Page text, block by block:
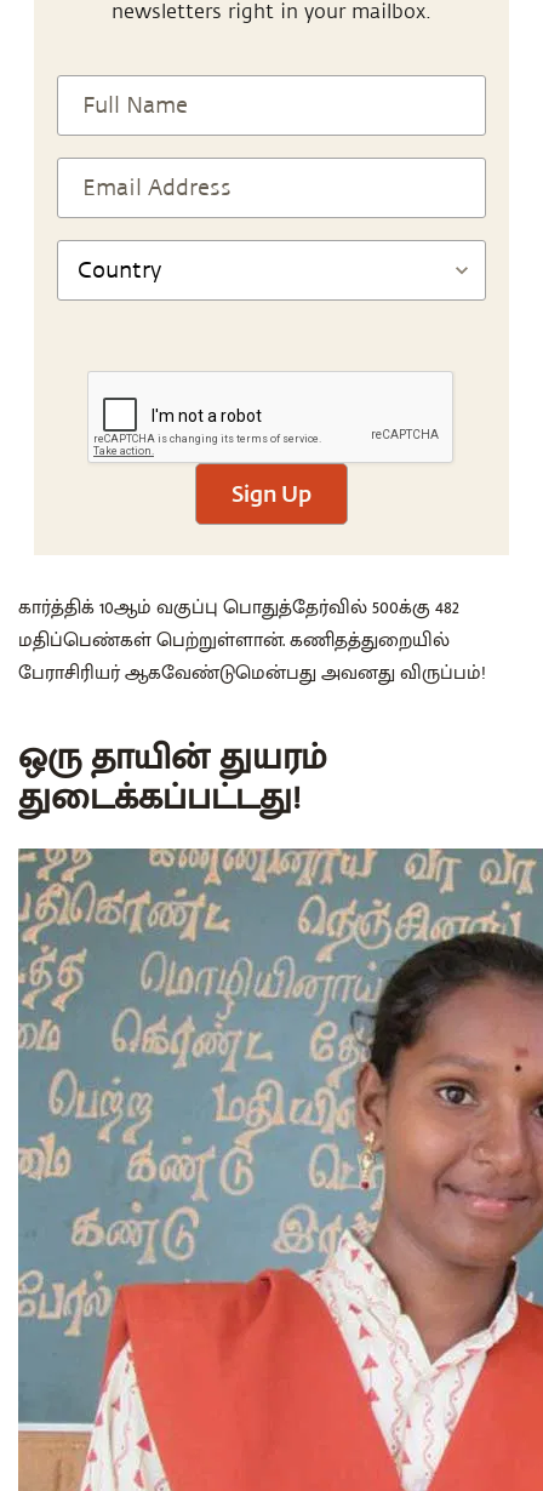
newsletters right in your mailbox.
Sign Up
கார்த்திக் 10ஆம் வகுப்பு பொதுத்தேர்வில் 500க்கு 482
மதிப்பெண்கள் பெற்றுள்ளான். கணிதத்துறையில்
பேராசிரியர் ஆகவேண்டுமென்பது அவனது விருப்பம்!
ஒரு தாயின் துயரம்
துடைக்கப்பட்டது!